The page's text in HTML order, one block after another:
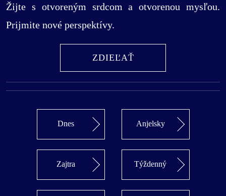
Žijte s otvoreným srdcom a otvorenou mysľou.
Prijmite nové perspektívy.
ZDIEĽAŤ
Dnes Anjelsky
Zajtra Týždenný